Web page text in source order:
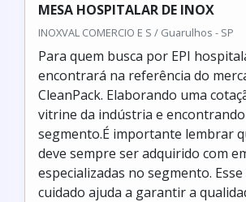
MESA HOSPITALAR DE INOX
INOXVAL COMERCIO E S / Guarulhos - SP
Para quem busca por EPI
encontrará na referência do
CleanPack. Elaborando uma
vitrine da indústria e
segmento.É importante lembrar
deve sempre ser adquirido com
especializadas no segmento.
cuidado ajuda a garantir a